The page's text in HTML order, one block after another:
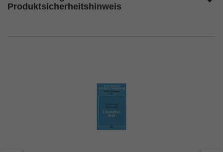
Produktsicherheitshinweis